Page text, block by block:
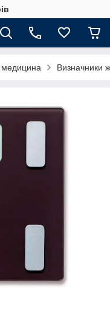
Визначники